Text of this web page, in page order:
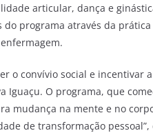
articular, dança e
programa através da prática
o convívio social e incentivar
O programa, que
mudança na mente e no
de transformação pessoal”,